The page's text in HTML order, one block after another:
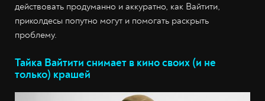
действовать продуманно и аккуратно, как Вайтити,
приколдесы попутно могут и помогать раскрыть
проблему.
Тайка Вайтити снимает в кино своих (и не
только) крашей